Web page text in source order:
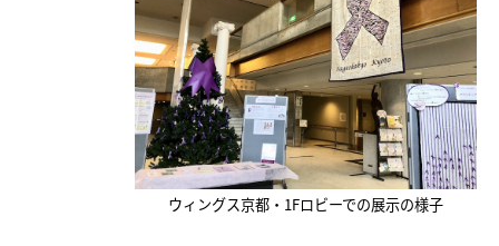
ウィングス京都・1Fロビーでの展示の様子